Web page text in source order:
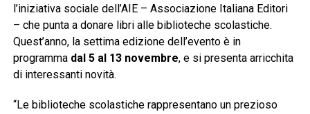
l’iniziativa sociale dell’AIE – Associazione Italiana Editori
– che punta a donare libri alle biblioteche scolastiche.
Quest’anno, la settima edizione dell’evento è in
programmadal 5 al 13 novembre, e si presenta arricchita
di interessanti novità.
“Le biblioteche scolastiche rappresentano un prezioso